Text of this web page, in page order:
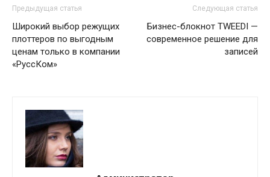
Предыдущая статья
Широкий выбор режущих
плоттеров по выгодным
ценам только в компании
«РуссКом»
Следующая статья
Бизнес-блокнот TWEEDI —
современное решение для
записей